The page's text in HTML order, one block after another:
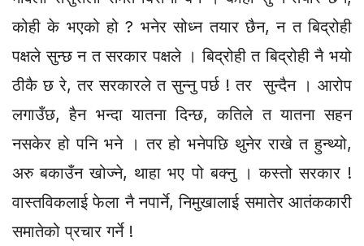
कोही के भएको हो ? भनेर सोध्न तयार छैन, न त बिद्रोही
पक्षले सुन्छ न त सरकार पक्षले । बिद्रोही त बिद्रोही नै भयो
ठीकै छ रे, तर सरकारले त सुन्नु पर्छ ! तर सुन्दैन । आरोप
लगाउँछ, हैन भन्दा यातना दिन्छ, कतिले त यातना सहन
नसकेर हो पनि भने । तर हो भनेपछि थुनेर राखे त हुन्थ्यो,
अरु बकाउँन खोज्ने, थाहा भए पो बक्नु । कस्तो सरकार !
वास्तविकलाई फेला नै नपार्ने, निमुखालाई समातेर आतंककारी
समातेको प्रचार गर्ने !